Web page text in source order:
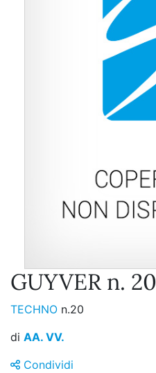
GUYVER n. 20
TECHNO n.20
di AA. VV.
Condividi